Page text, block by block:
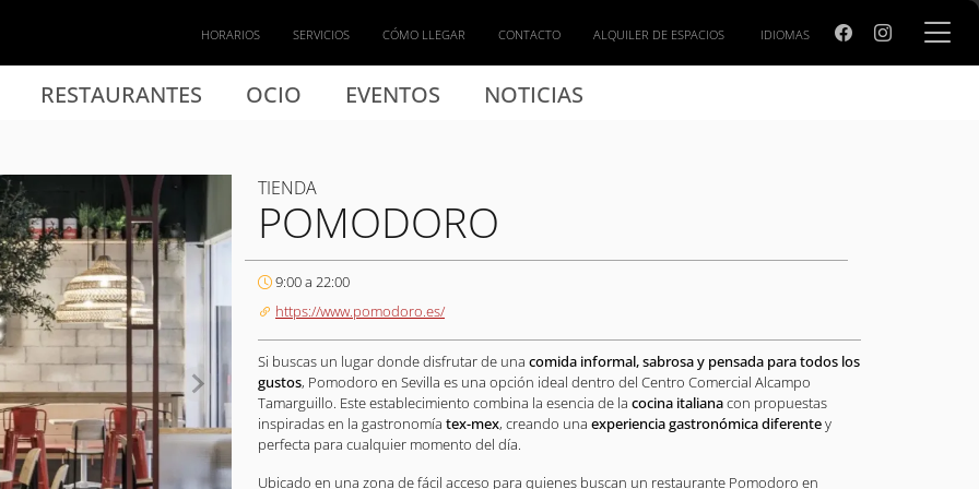
RESTAURANTES OCIO EVENTOS NOTICIAS
HORARIOS SERVICIOS CÓMO LLEGAR CONTACTO ALQUILER DE ESPACIOS IDIOMAS
TIENDA
POMODORO
9:00 a 22:00
https://www.pomodoro.es/
Si buscas un lugar donde disfrutar de una comida informal, sabrosa y pensada para todos los
gustos, Pomodoro en Sevilla es una opción ideal dentro del Centro Comercial Alcampo
Tamarguillo. Este establecimiento combina la esencia de la cocina italianacon propuestas
inspiradas en la gastronomía tex-mex, creando una experiencia gastronómica diferentey
perfecta para cualquier momento del día.
Ubicado en una zona de fácil acceso para quienes buscan un restaurante Pomodoro en